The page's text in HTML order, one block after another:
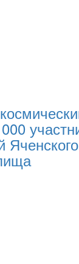
Яченского